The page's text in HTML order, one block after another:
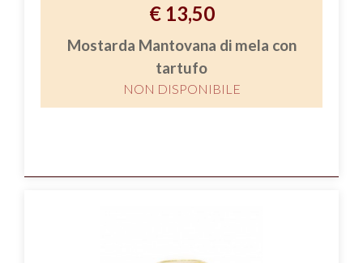
€ 13,50
Mostarda Mantovana di mela con
tartufo
NON DISPONIBILE